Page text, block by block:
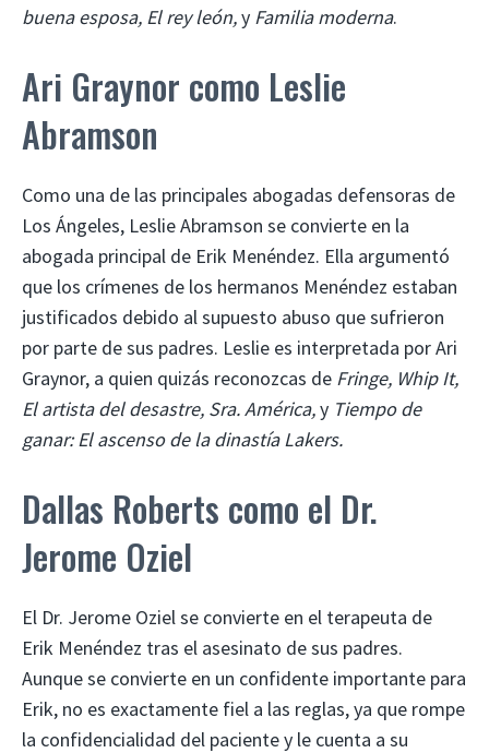
buena esposa, El rey león,y Familia moderna.
Ari Graynor como Leslie
Abramson
Como una de las principales abogadas defensoras de
Los Ángeles, Leslie Abramson se convierte en la
abogada principal de Erik Menéndez. Ella argumentó
que los crímenes de los hermanos Menéndez estaban
justificados debido al supuesto abuso que sufrieron
por parte de sus padres. Leslie es interpretada por Ari
Graynor, a quien quizás reconozcas de Fringe, Whip It,
El artista del desastre, Sra. América,y Tiempo de
ganar: El ascenso de la dinastía Lakers.
Dallas Roberts como el Dr.
Jerome Oziel
El Dr. Jerome Oziel se convierte en el terapeuta de
Erik Menéndez tras el asesinato de sus padres.
Aunque se convierte en un confidente importante para
Erik, no es exactamente fiel a las reglas, ya que rompe
la confidencialidad del paciente y le cuenta a su